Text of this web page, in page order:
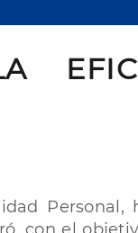
Personal,